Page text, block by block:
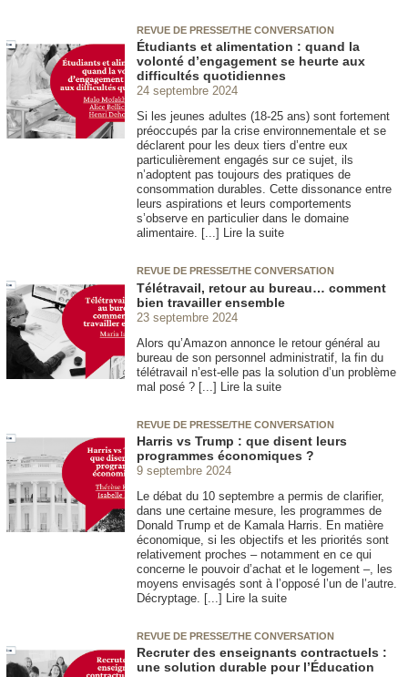
REVUE DE PRESSE/THE CONVERSATION
Étudiants et alimentation : quand la
volonté d’engagement se heurte aux
difficultés quotidiennes
24 septembre 2024
Si les jeunes adultes (18-25 ans) sont fortement
préoccupés par la crise environnementale et se
déclarent pour les deux tiers d’entre eux
particulièrement engagés sur ce sujet, ils
n’adoptent pas toujours des pratiques de
consommation durables. Cette dissonance entre
leurs aspirations et leurs comportements
s’observe en particulier dans le domaine
alimentaire. [...] Lire la suite
REVUE DE PRESSE/THE CONVERSATION
Télétravail, retour au bureau… comment
bien travailler ensemble
23 septembre 2024
Alors qu’Amazon annonce le retour général au
bureau de son personnel administratif, la fin du
télétravail n’est-elle pas la solution d’un problème
mal posé ? [...] Lire la suite
REVUE DE PRESSE/THE CONVERSATION
Harris vs Trump : que disent leurs
programmes économiques ?
9 septembre 2024
Le débat du 10 septembre a permis de clarifier,
dans une certaine mesure, les programmes de
Donald Trump et de Kamala Harris. En matière
économique, si les objectifs et les priorités sont
relativement proches – notamment en ce qui
concerne le pouvoir d’achat et le logement –, les
moyens envisagés sont à l’opposé l’un de l’autre.
Décryptage. [...] Lire la suite
REVUE DE PRESSE/THE CONVERSATION
Recruter des enseignants contractuels :
une solution durable pour l’Éducation